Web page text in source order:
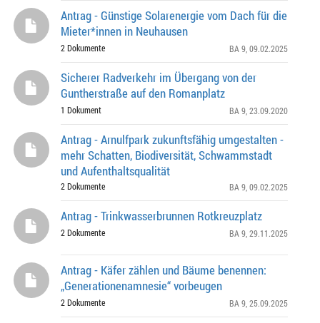
Antrag - Günstige Solarenergie vom Dach für die
Mieter*innen in Neuhausen
2 Dokumente BA 9 , 09.02.2025
Sicherer Radverkehr im Übergang von der
Guntherstraße auf den Romanplatz
1 Dokument BA 9 , 23.09.2020
Antrag - Arnulfpark zukunftsfähig umgestalten -
mehr Schatten, Biodiversität, Schwammstadt
und Aufenthaltsqualität
2 Dokumente BA 9 , 09.02.2025
Antrag - Trinkwasserbrunnen Rotkreuzplatz
2 Dokumente BA 9 , 29.11.2025
Antrag - Käfer zählen und Bäume benennen:
„Generationenamnesie“ vorbeugen
2 Dokumente BA 9 , 25.09.2025